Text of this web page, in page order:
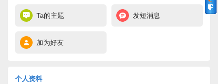
Ta的主题 发短消息
加为好友
个人资料